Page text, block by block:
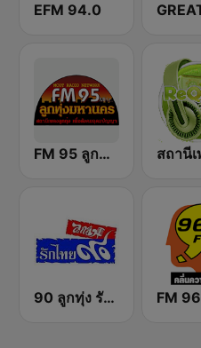
EFM 94.0
FM 95 ลูกทุ่งมหานคร อสมท
90 ลูกทุ่ง รักไทย